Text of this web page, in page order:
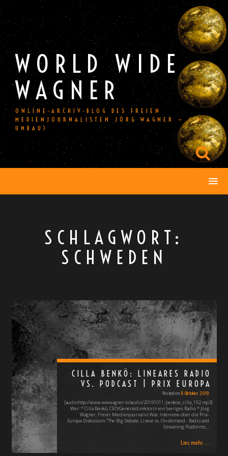
Skip
to
content
WORLD WIDE
WAGNER
ONLINE-ARCHIV-BLOG DES FREIEN
MEDIENJOURNALISTEN JÖRG WAGNER — (IM
UMBAU)
SCHLAGWORT:
SCHWEDEN
CILLA BENKÖ: LINEARES RADIO
VS. PODCAST | PRIX EUROPA
Posted on 11. Oktober 2019
[audio:http://www.wwwagner.tv/audio/20191011_benkoe_cilla_192.mp3]
Wer: * Cilla Benkö, CEO/Generaldirektorin von Sveriges Radio * Jörg
Wagner, Freier Medienjournalist Was: Interview über die Prix-
Europa-Diskussion: "The Big Debate: Linear vs. On-demand - Radio and
Streaming Platforms:…
Lies mehr ...